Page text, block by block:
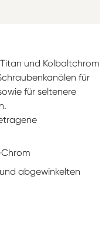
und Kolbaltchrom
für
für seltenere
abgewinkelten